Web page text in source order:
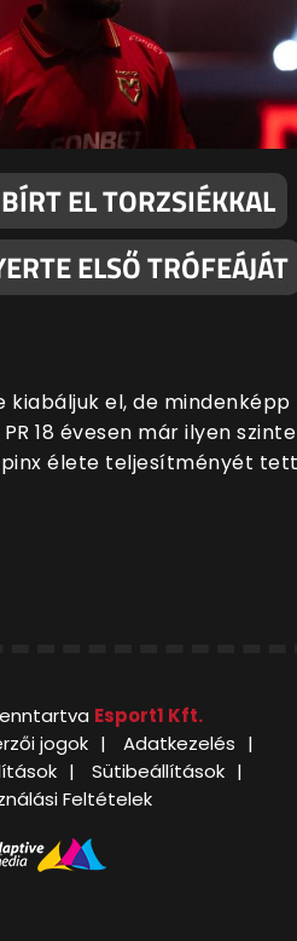
EL TORZSIÉKKAL
ELSŐ TRÓFEÁJÁT
kiabáljuk el, de mindenképp
18 évesen már ilyen
élete teljesítményét
Esport1 Kft.
jogok
Adatkezelés
Sütibeállítások
Feltételek